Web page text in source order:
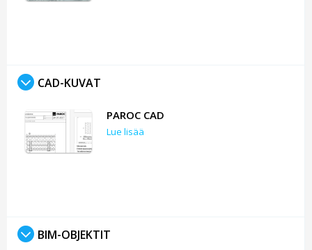
CAD-KUVAT
PAROC CAD
Lue lisää
BIM-OBJEKTIT